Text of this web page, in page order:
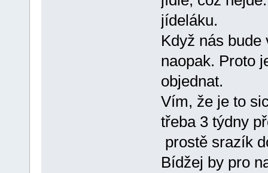
jídeláku.
Když nás
naopak. Proto
objednat.
Vím, že je to
třeba 3 týdny
prostě srazík
Bídžej by pro